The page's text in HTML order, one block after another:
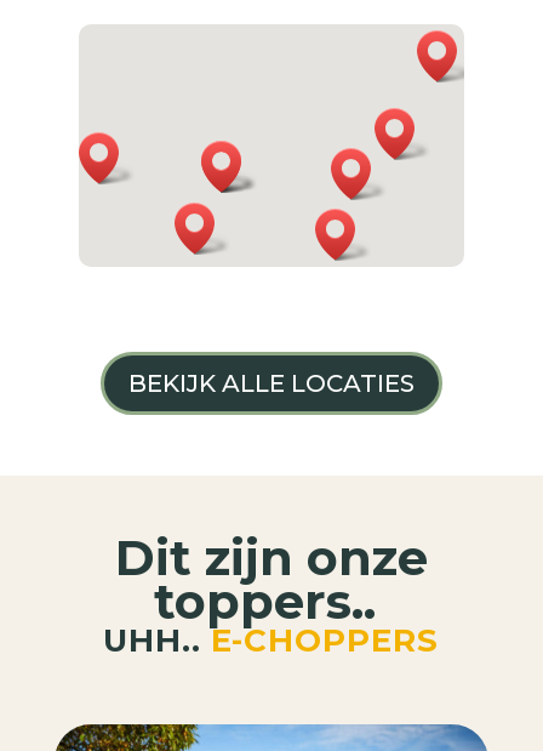
BEKIJK ALLE LOCATIES
Dit zijn onze
toppers..
UHH..E-CHOPPERS